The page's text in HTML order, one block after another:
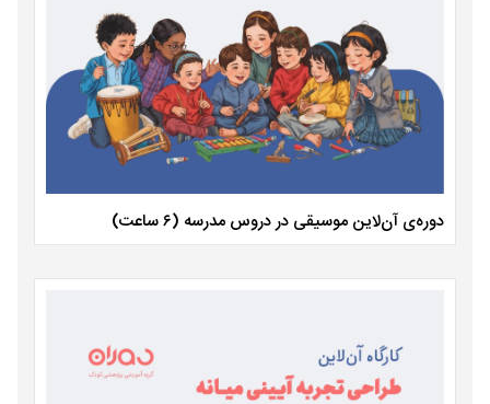
دوره‌ی آن‌لاین موسیقی در دروس مدرسه (۶ ساعت)